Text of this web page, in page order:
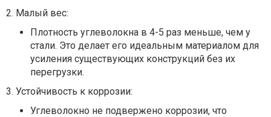
2. Малый вес:
Плотность углеволокна в 4-5 раз меньше, чем у
стали. Это делает его идеальным материалом для
усиления существующих конструкций без их
перегрузки.
3. Устойчивость к коррозии:
Углеволокно не подвержено коррозии, что